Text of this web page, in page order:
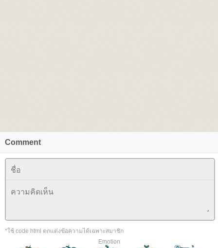
Comment
*ใช้ code html ตกแต่งข้อความได้เฉพาะสมาชิก
Emotion